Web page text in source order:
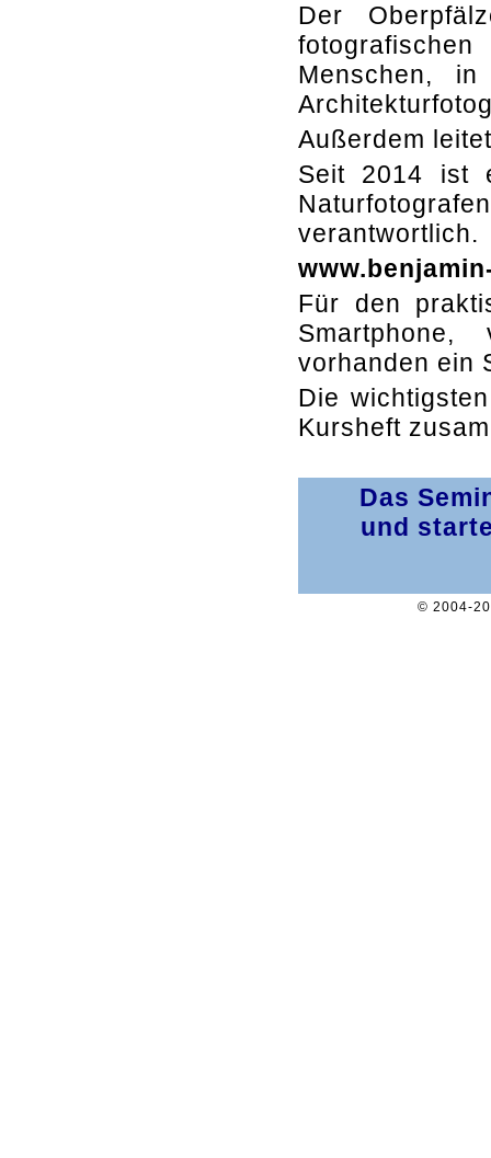
Der
Menschen,
Außerdem
Seit 2014 ist
verantwortlich.
Für den
vorhanden ein
Die
Kursheft
Das
und
© 2004-